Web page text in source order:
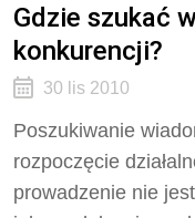
Gdzie szukać
konkurencji?
30 lis 2010
Poszukiwanie
rozpoczęcie
prowadzenie nie